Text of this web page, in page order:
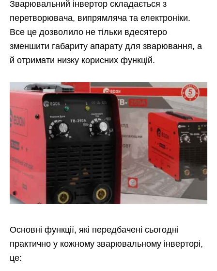
Зварювальний інвертор складається з
перетворювача, випрямляча та електроніки.
Все це дозволило не тільки вдесятеро
зменшити габариту апарату для зварювання, а
й отримати низку корисних функцій.
Основні функції, які передбачені сьогодні
практично у кожному зварювальному інверторі,
це: